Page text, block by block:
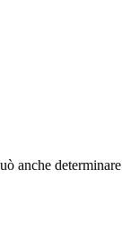
anche